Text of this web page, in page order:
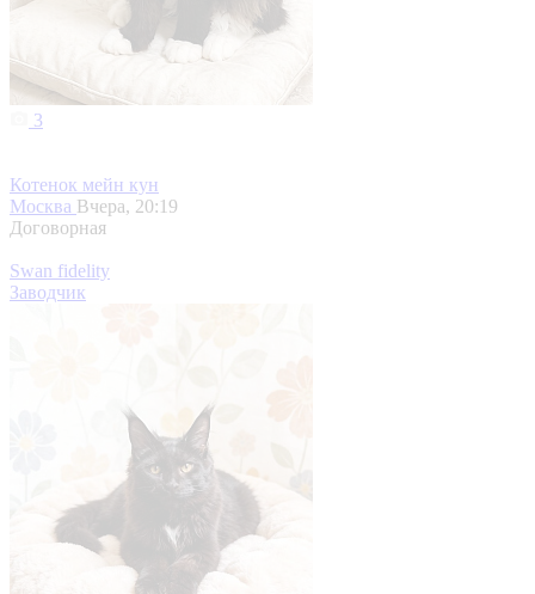
3
Котенок мейн кун
Москва Вчера, 20:19
Договорная
Swan fidelity
Заводчик